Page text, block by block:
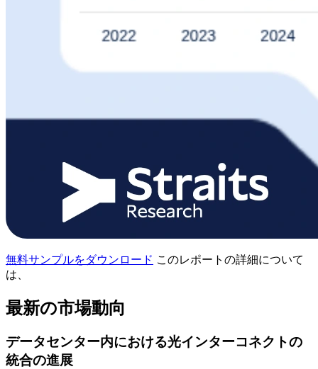
無料サンプルをダウンロード このレポートの詳細について
は、
最新の市場動向
データセンター内における光インターコネクトの
統合の進展